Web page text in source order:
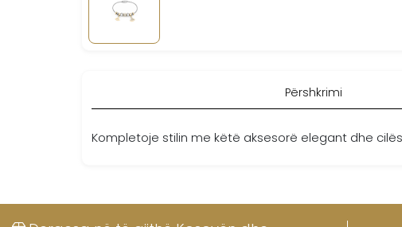
Përshkrimi
Kompletoje stilin me këtë aksesorë elegant dhe